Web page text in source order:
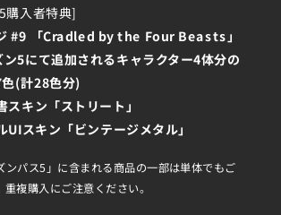
購入者特典]
#9 「Cradled by the Four Beasts」
ン5にて追加されるキャラクター4体分の
(計28色分)
スキン「ストリート」
UIスキン「ビンテージメタル」
ンパス5」に含まれる商品の一部は単体でもご
複購入にご注意ください。